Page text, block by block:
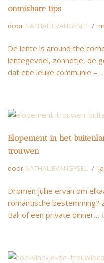
onmisbare tips
door NATHALIEVANGYSEL
De lente is around the
lentegevoel, zonnetje, de
dat ene leuke communie –…
Elopement in het
trouwen
door NATHALIEVANGYSEL
Dromen jullie ervan om
romantische
Bali of een private dinner…